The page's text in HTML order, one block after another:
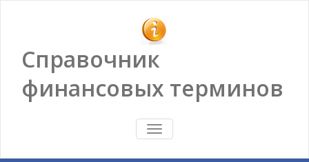
Справочник
финансовых терминов
ПОКАЗАТЬ/
СКРЫТЬ